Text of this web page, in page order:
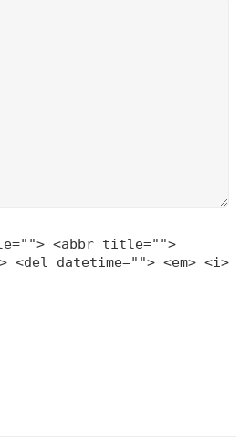
<abbr title="">
<del datetime=""> <em> <i>